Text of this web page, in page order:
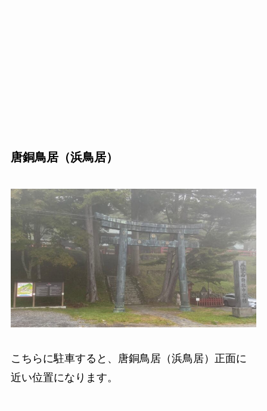
唐銅鳥居（浜鳥居）
こちらに駐車すると、唐銅鳥居（浜鳥居）正面に
近い位置になります。